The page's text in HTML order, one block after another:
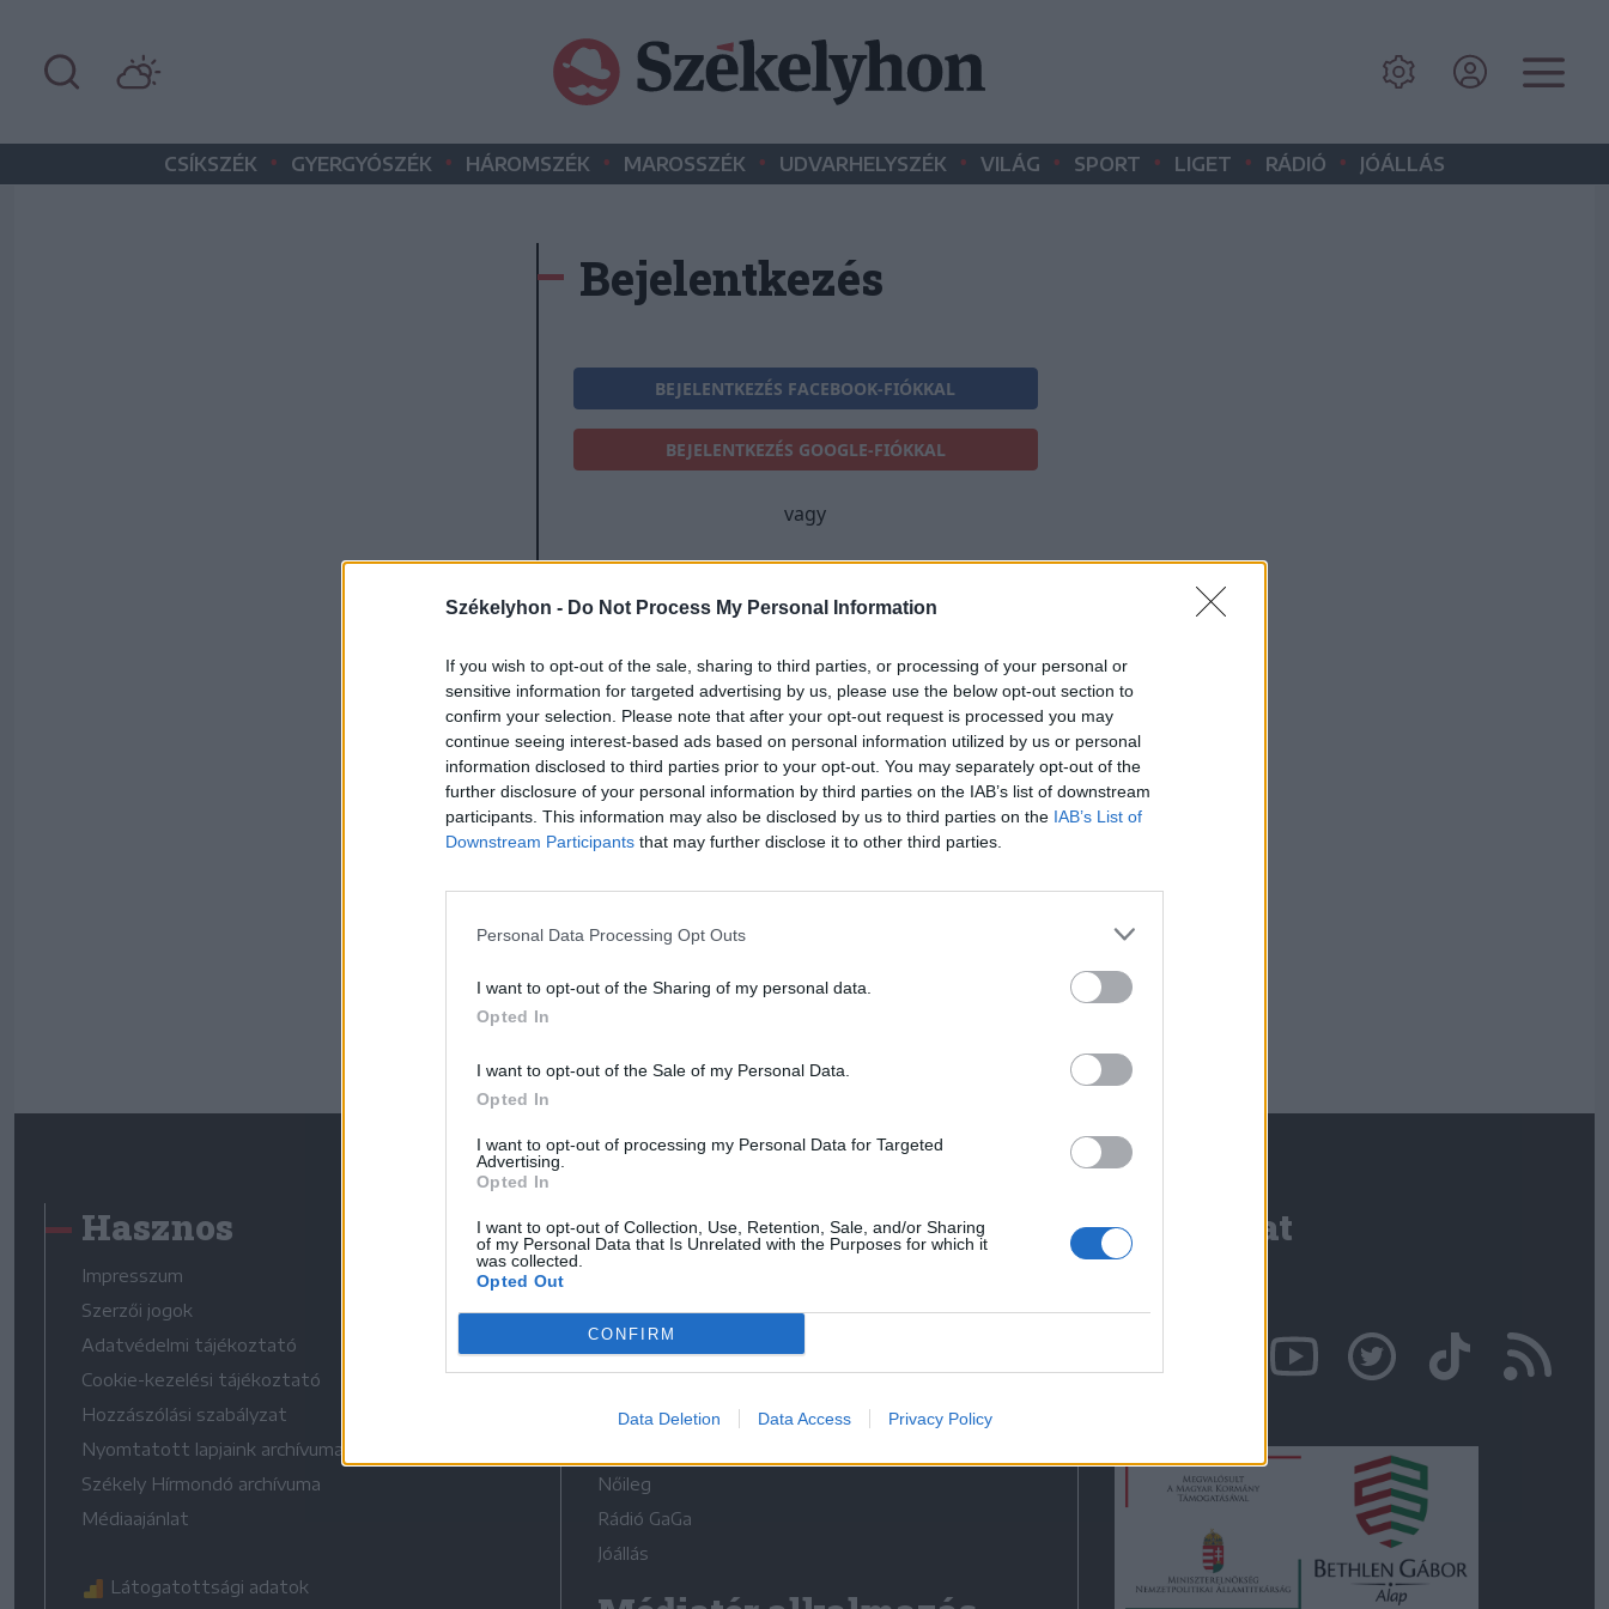
Székelyhon - Do Not Process My Personal Information
If you wish to opt-out of the sale, sharing to third parties, or processing of your personal or
sensitive information for targeted advertising by us, please use the below opt-out section to
confirm your selection. Please note that after your opt-out request is processed you may
continue seeing interest-based ads based on personal information utilized by us or personal
information disclosed to third parties prior to your opt-out. You may separately opt-out of the
further disclosure of your personal information by third parties on the IAB’s list of downstream
participants. This information may also be disclosed by us to third parties on the IAB’s List of
Downstream Participants that may further disclose it to other third parties.
Personal Data Processing Opt Outs
I want to opt-out of the Sharing of my personal data.
Opted In
I want to opt-out of the Sale of my Personal Data.
Opted In
I want to opt-out of processing my Personal Data for Targeted
Advertising.
Opted In
I want to opt-out of Collection, Use, Retention, Sale, and/or Sharing
of my Personal Data that Is Unrelated with the Purposes for which it
was collected.
Opted Out
CONFIRM
Data Deletion Data Access Privacy Policy
CSÍKSZÉK • GYERGYÓSZÉK • HÁROMSZÉK • MAROSSZÉK • UDVARHELYSZÉK • VILÁG • SPORT • LIGET • RÁDIÓ • JÓÁLLÁS
Bejelentkezés
BEJELENTKEZÉS FACEBOOK-FIÓKKAL
BEJELENTKEZÉS GOOGLE-FIÓKKAL
vagy
E-mail-cím
Jelszó
Elfelejtette a jelszavát?
BEJELENTKEZÉS
Hasznos
Impresszum
Szerzői jogok
Adatvédelmi tájékoztató
Cookie-kezelési tájékoztató
Hozzászólási szabályzat
Nyomtatott lapjaink archívuma
Székely Hírmondó archívuma
Médiaajánlat
Látogatottsági adatok
Médiatér
Liget
Krónika
Bihari Napló
Erdélyi Napló
Nőileg
Rádió GaGa
Jóállás
Kapcsolat